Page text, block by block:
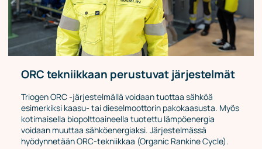
ORC tekniikkaan perustuvat järjestelmät
Triogen ORC -järjestelmällä voidaan tuottaa sähköä
esimerkiksi kaasu- tai dieselmoottorin pakokaasusta. Myös
kotimaisella biopolttoaineella tuotettu lämpöenergia
voidaan muuttaa sähköenergiaksi. Järjestelmässä
hyödynnetään ORC-tekniikkaa (Organic Rankine Cycle).